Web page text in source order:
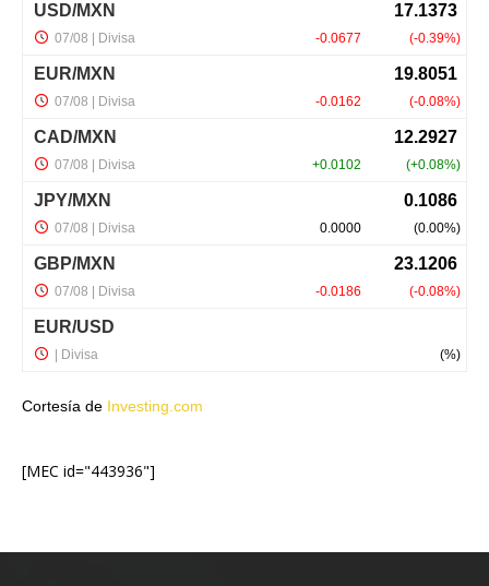
Cortesía de Investing.com
[MEC id="443936"]